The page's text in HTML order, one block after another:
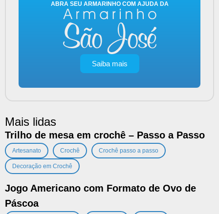
ABRA SEU ARMARINHO COM AJUDA DA
Saiba mais
Mais lidas
Trilho de mesa em crochê – Passo a Passo
Artesanato Crochê Crochê passo a passo
Decoração em Crochê
Jogo Americano com Formato de Ovo de
Páscoa